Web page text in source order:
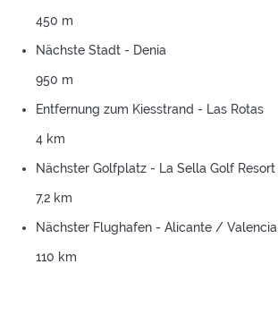
450 m
Nächste Stadt - Denia
950 m
Entfernung zum Kiesstrand - Las Rotas
4 km
Nächster Golfplatz - La Sella Golf Resort
7,2 km
Nächster Flughafen - Alicante / Valencia
110 km